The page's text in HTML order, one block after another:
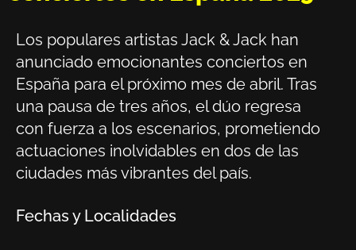
Los populares artistas Jack & Jack han
anunciado emocionantes conciertos en
España para el próximo mes de abril. Tras
una pausa de tres años, el dúo regresa
con fuerza a los escenarios, prometiendo
actuaciones inolvidables en dos de las
ciudades más vibrantes del país.
Fechas y Localidades